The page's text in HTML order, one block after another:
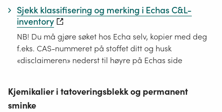
Sjekk klassifisering og merking i Echas C&L-
inventory
NB! Du må gjøre søket hos Echa selv, kopier med deg
f.eks. CAS-nummeret på stoffet ditt og husk
«disclaimeren» nederst til høyre på Echas side
Kjemikalier i tatoveringsblekk og permanent
sminke